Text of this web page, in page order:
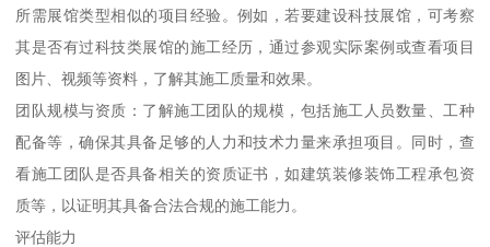
所需展馆类型相似的项目经验。例如，若要建设科技展馆，可考察
其是否有过科技类展馆的施工经历，通过参观实际案例或查看项目
图片、视频等资料，了解其施工质量和效果。
团队规模与资质：了解施工团队的规模，包括施工人员数量、工种
配备等，确保其具备足够的人力和技术力量来承担项目。同时，查
看施工团队是否具备相关的资质证书，如建筑装修装饰工程承包资
质等，以证明其具备合法合规的施工能力。
评估能力